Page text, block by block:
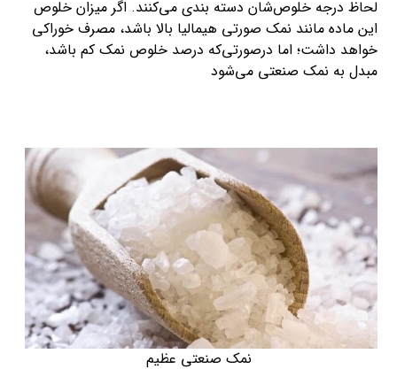
لحاظ درجه خلوص‌شان دسته بندی می‌کنند. اگر میزان خلوص
این ماده مانند نمک صورتی هیمالیا بالا باشد، مصرف خوراکی
خواهد داشت؛ اما درصورتی‌که درصد خلوص نمک کم باشد،
مبدل به نمک صنعتی می‌شود
نمک صنعتی عظیم